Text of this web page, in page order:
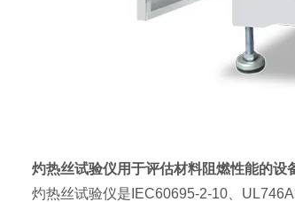
灼热丝试验仪用于评估材料阻燃性能的设
灼热丝试验仪是IEC60695-2-10、